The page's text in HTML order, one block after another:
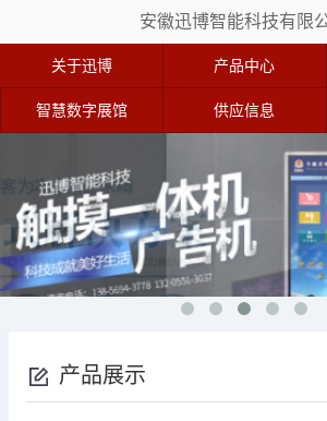
安徽迅博智能科技有限
关于迅博 产品中心
智慧数字展馆 供应信息
产品展示